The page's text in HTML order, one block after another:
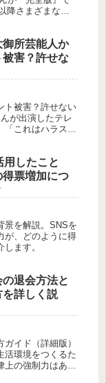
降さまざまなメ
所芸能人か
被害？許せな
ト被害？許せない
が出演したテレ
「これはハラスメ
したこと
票増加につ
景を解説。SNSを
が、どのように得
ます。
退会方法と
詳しく説
イド（詳細版）
活環境をつくるた
上の強制力はあり